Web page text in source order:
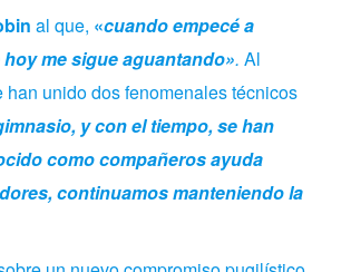
al que, «cuando empecé a
hoy me sigue aguantando». Al
unido dos fenomenales técnicos
y con el tiempo, se han
como compañeros ayuda
continuamos manteniendo la